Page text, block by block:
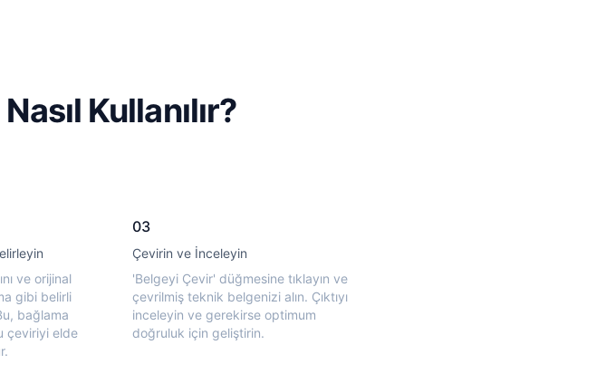
Kullanılır?
ve orijinal
gibi belirli
bağlama
çeviriyi elde
03
Çevirin ve İnceleyin
'Belgeyi Çevir' düğmesine tıklayın ve
çevrilmiş teknik belgenizi alın. Çıktıyı
inceleyin ve gerekirse optimum
doğruluk için geliştirin.